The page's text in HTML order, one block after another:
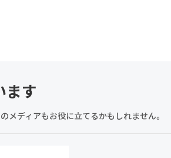
ます
メディアもお役に立てるかもしれません。